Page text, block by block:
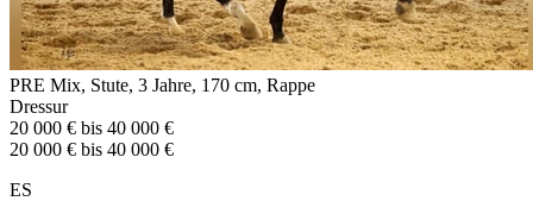
PRE Mix, Stute, 3 Jahre, 170 cm, Rappe
Dressur
20 000 € bis 40 000 €
20 000 € bis 40 000 €
ES